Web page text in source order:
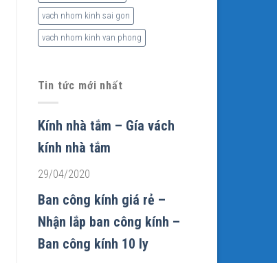
vach nhom kinh sai gon
vach nhom kinh van phong
Tin tức mới nhất
Kính nhà tắm – Gía vách
kính nhà tắm
29/04/2020
Ban công kính giá rẻ –
Nhận lắp ban công kính –
Ban công kính 10 ly